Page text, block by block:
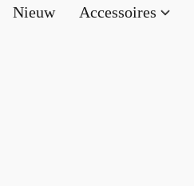
Nieuw Accessoires